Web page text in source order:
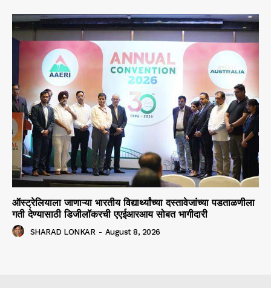
ऑस्ट्रेलियाला जाणाऱ्या भारतीय विद्यार्थ्यांच्या दस्तावेजांच्या पडताळणीला
गती देण्यासाठी डिजीलॉकरची एएईआरआय सोबत भागीदारी
SHARAD LONKAR - August 8, 2026